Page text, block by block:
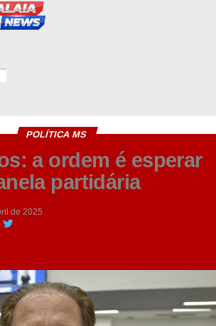
POLÍTICA MS
a ordem é esperar
partidária
de 2025